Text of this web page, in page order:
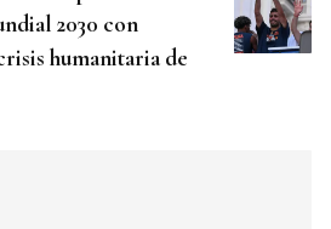
2030 con
humanitaria de